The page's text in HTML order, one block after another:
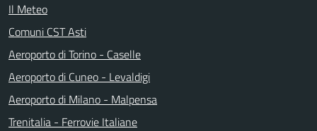
Il Meteo
Comuni CST Asti
Aeroporto di Torino - Caselle
Aeroporto di Cuneo - Levaldigi
Aeroporto di Milano - Malpensa
Trenitalia - Ferrovie Italiane